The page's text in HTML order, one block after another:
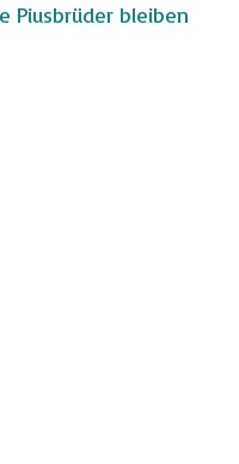
Piusbrüder bleiben